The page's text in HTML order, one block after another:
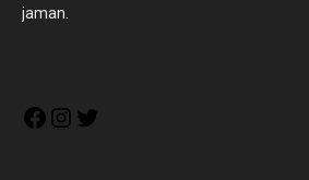
jaman.
FacebookInstagram